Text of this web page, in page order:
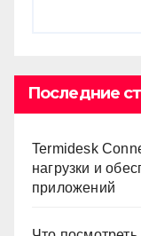
Последние
Termidesk
нагрузки и
приложений